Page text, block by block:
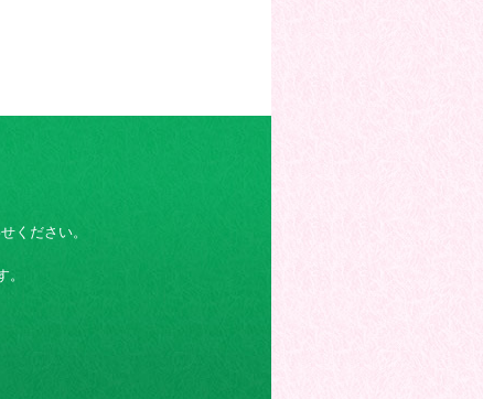
ください。